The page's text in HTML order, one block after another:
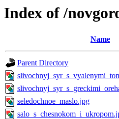
Index of /
Name
Parent Directory
seledochnoe_maslo.jpg